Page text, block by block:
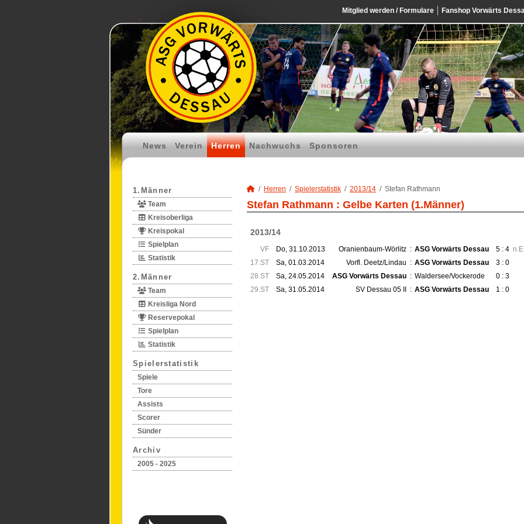
Mitglied werden / Formulare Fanshop Vorwärts
News Verein Herren Nachwuchs Sponsoren
1.Männer
Team
Kreisoberliga
Kreispokal
Spielplan
Statistik
2.Männer
Team
Kreisliga Nord
Reservepokal
Spielplan
Statistik
Spielerstatistik
Spiele
Tore
Assists
Scorer
Sünder
Archiv
2005 - 2025
Herren Spielerstatistik 2013/14 Stefan Rathmann
Stefan Rathmann : Gelbe Karten (1.Männer)
2013/14
VF Do, 31.10.2013 Oranienbaum-Wörlitz : ASG Vorwärts Dessau 5 : 4
17.ST Sa, 01.03.2014 Vorfl. Deetz/Lindau : ASG Vorwärts Dessau 3 : 0
28.ST Sa, 24.05.2014 ASG Vorwärts Dessau : Waldersee/Vockerode 0 : 3
29.ST Sa, 31.05.2014 SV Dessau 05 II : ASG Vorwärts Dessau 1 : 0